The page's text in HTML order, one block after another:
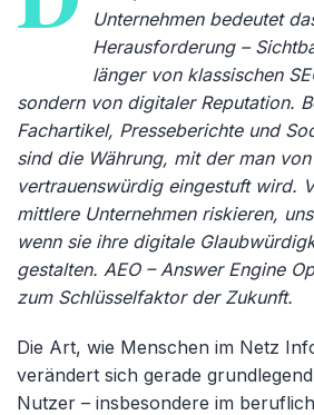
Unternehmen bedeutet
Herausforderung –
länger von klassischen
sondern von digitaler Reputation.
Fachartikel, Presseberichte und
sind die Währung, mit der man
vertrauenswürdig eingestuft wird.
mittlere Unternehmen riskieren,
wenn sie ihre digitale
gestalten. AEO – Answer Engine
zum Schlüsselfaktor der Zukunft.
Die Art, wie Menschen im Netz
verändert sich gerade
Nutzer – insbesondere im